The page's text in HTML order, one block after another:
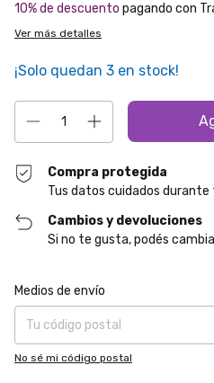
10% de descuento pagando con
Ver más detalles
¡Solo quedan 3 en stock!
Compra protegida
Tus datos cuidados durante
Cambios y devoluciones
Si no te gusta, podés
Entregas para el CP:
Medios de envío
No sé mi código postal